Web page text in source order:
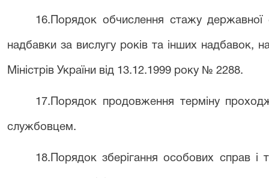
16.Порядок обчислення стажу
надбавки за вислугу років та інших надбавок,
Міністрів України від 13.12.1999 року № 2288.
17.Порядок продовження терміну
службовцем.
18.Порядок зберігання особових справ і